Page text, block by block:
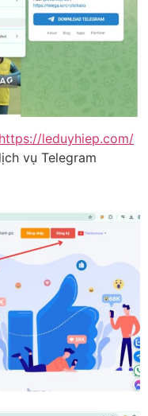
https://leduyhiep.com/
vụ Telegram